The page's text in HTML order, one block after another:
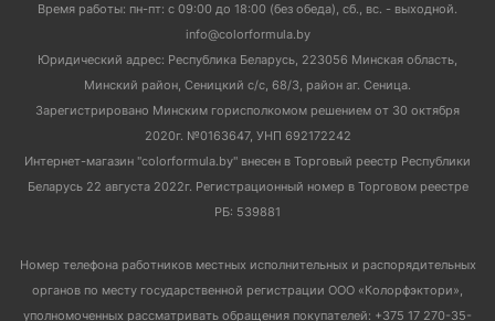
Время работы: пн-пт: с 09:00 до 18:00 (без обеда), сб., вс. - выходной.
info@colorformula.by
Юридический адрес: Республика Беларусь, 223056 Минская область,
Минский район, Сеницкий с/с, 68/3, район аг. Сеница.
Зарегистрировано Минским горисполкомом решением от 30 октября
2020г. №0163647, УНП 692172242
Интернет-магазин "colorformula.by" внесен в Торговый реестр Республики
Беларусь 22 августа 2022г. Регистрационный номер в Торговом реестре
РБ: 539881
Номер телефона работников местных исполнительных и распорядительных
органов по месту государственной регистрации ООО «Колорфэктори»,
уполномоченных рассматривать обращения покупателей: +375 17 270-35-